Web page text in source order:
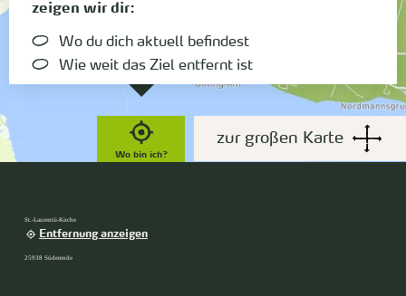
Wo bin ich?
zeigen wir dir:
Wo du dich aktuell befindest
Wie weit das Ziel entfernt ist
zur großen Karte
St.-Laurentii-Kirche
Entfernung anzeigen
25938 Süderende